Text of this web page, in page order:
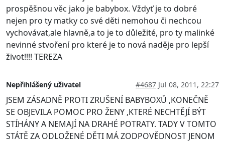
prospěšnou věc jako je babybox. Vždyť je to dobré
nejen pro ty matky co své děti nemohou či nechcou
vychovávat,ale hlavně,a to je to důležité, pro ty malinké
nevinné stvoření pro které je to nová naděje pro lepší
život!!!! TEREZA
Nepřihlášený uživatel #4687 Jul 08, 2011, 22:27
JSEM ZÁSADNĚ PROTI ZRUŠENÍ BABYBOXŮ ,KONEČNĚ
SE OBJEVILA POMOC PRO ŽENY ,KTERÉ NECHTĚJÍ BÝT
STÍHÁNY A NEMAJÍ NA DRAHÉ POTRATY. TADY V TOMTO
STÁTĚ ZA ODLOŽENÉ DĚTI MÁ ZODPOVĚDNOST JENOM